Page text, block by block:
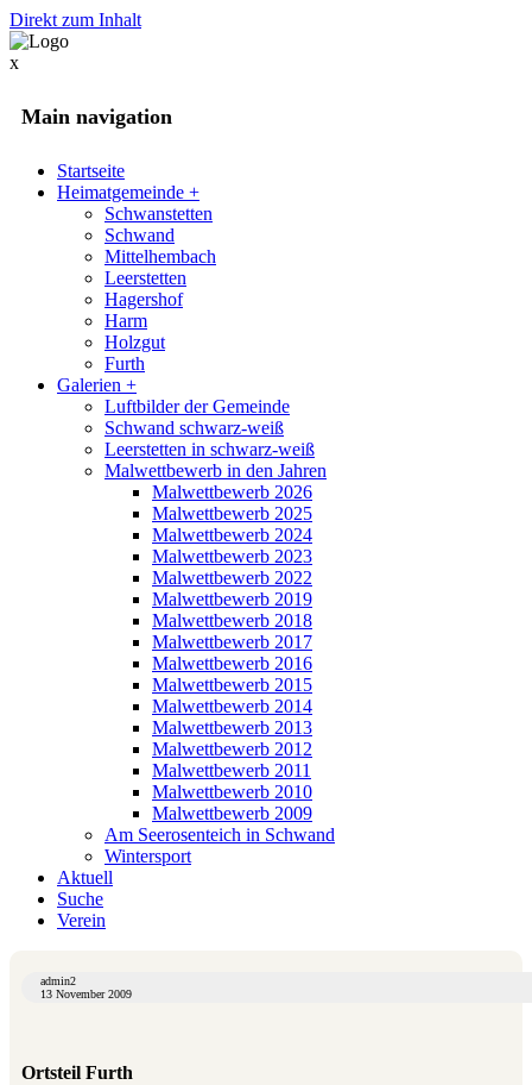
Direkt zum Inhalt
x
Main navigation
Startseite
Heimatgemeinde +
Schwanstetten
Schwand
Mittelhembach
Leerstetten
Hagershof
Harm
Holzgut
Furth
Galerien +
Luftbilder der Gemeinde
Schwand schwarz-weiß
Leerstetten in schwarz-weiß
Malwettbewerb in den Jahren
Malwettbewerb 2026
Malwettbewerb 2025
Malwettbewerb 2024
Malwettbewerb 2023
Malwettbewerb 2022
Malwettbewerb 2019
Malwettbewerb 2018
Malwettbewerb 2017
Malwettbewerb 2016
Malwettbewerb 2015
Malwettbewerb 2014
Malwettbewerb 2013
Malwettbewerb 2012
Malwettbewerb 2011
Malwettbewerb 2010
Malwettbewerb 2009
Am Seerosenteich in Schwand
Wintersport
Aktuell
Suche
Verein
admin2
13 November 2009
Ortsteil Furth